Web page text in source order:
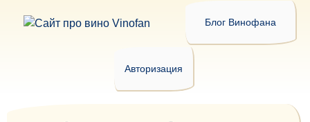
Блог Винофана
Авторизация